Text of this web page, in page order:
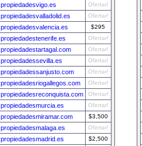
propiedadesvigo.es Ofertar!
propiedadesvalladolid.es Ofertar!
propiedadesvalencia.es $295
propiedadestenerife.es Ofertar!
propiedadestartagal.com Ofertar!
propiedadessevilla.es Ofertar!
propiedadessanjusto.com Ofertar!
propiedadesriogallegos.com Ofertar!
propiedadesreconquista.com Ofertar!
propiedadesmurcia.es Ofertar!
propiedadesmiramar.com $3,500
propiedadesmalaga.es Ofertar!
propiedadesmadrid.es $2,500